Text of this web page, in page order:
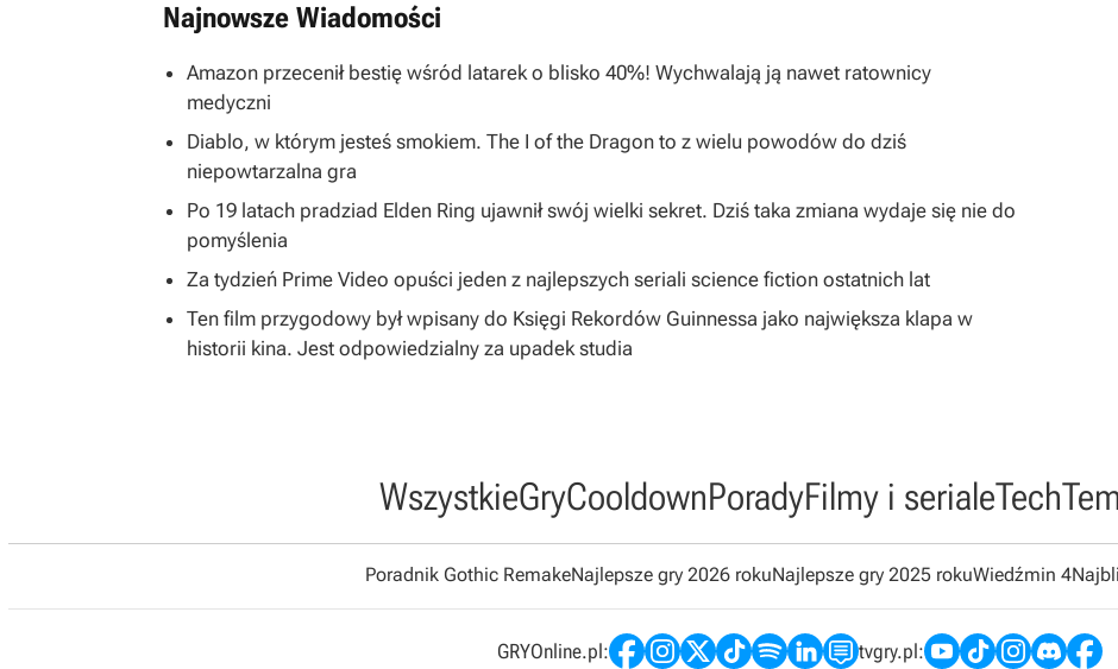
Najnowsze Wiadomości
Amazon przecenił bestię wśród latarek o blisko 40%! Wychwalają ją nawet ratownicy
medyczni
Diablo, w którym jesteś smokiem. The I of the Dragon to z wielu powodów do dziś
niepowtarzalna gra
Po 19 latach pradziad Elden Ring ujawnił swój wielki sekret. Dziś taka zmiana wydaje się nie do
pomyślenia
Za tydzień Prime Video opuści jeden z najlepszych seriali science fiction ostatnich lat
Ten film przygodowy był wpisany do Księgi Rekordów Guinnessa jako największa klapa w
historii kina. Jest odpowiedzialny za upadek studia
WszystkieGryCooldownPoradyFilmy i serialeTech
Poradnik Gothic RemakeNajlepsze gry 2026 rokuNajlepsze gry 2025 rokuWiedźmin 4
GRYOnline.pl: tvgry.pl: